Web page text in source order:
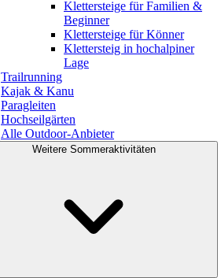
Klettersteige für Familien &
Beginner
Klettersteige für Könner
Klettersteig in hochalpiner
Lage
Trailrunning
Kajak & Kanu
Paragleiten
Hochseilgärten
Alle Outdoor-Anbieter
Weitere Sommeraktivitäten